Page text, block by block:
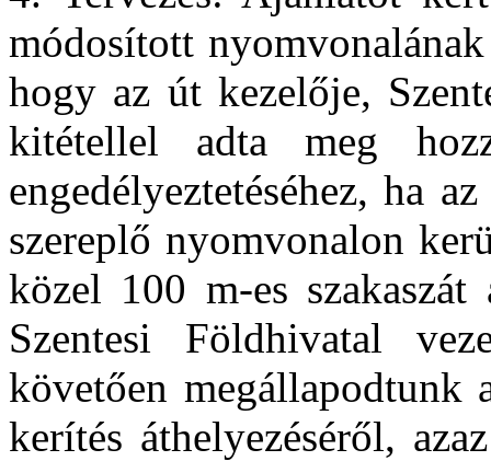
módosított
hogy az út kezelője,
kitétellel adta meg
engedélyeztetéséhez, ha
szereplő nyomvonalon
közel 100 m-es
Szentesi Földhivatal
követően
kerítés áthelyezéséről,